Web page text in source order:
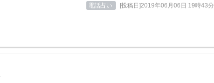
電話占い [投稿日]2019年06月06日 19時43分